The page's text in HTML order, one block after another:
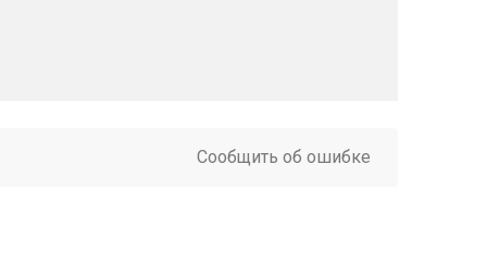
Сообщить об ошибке